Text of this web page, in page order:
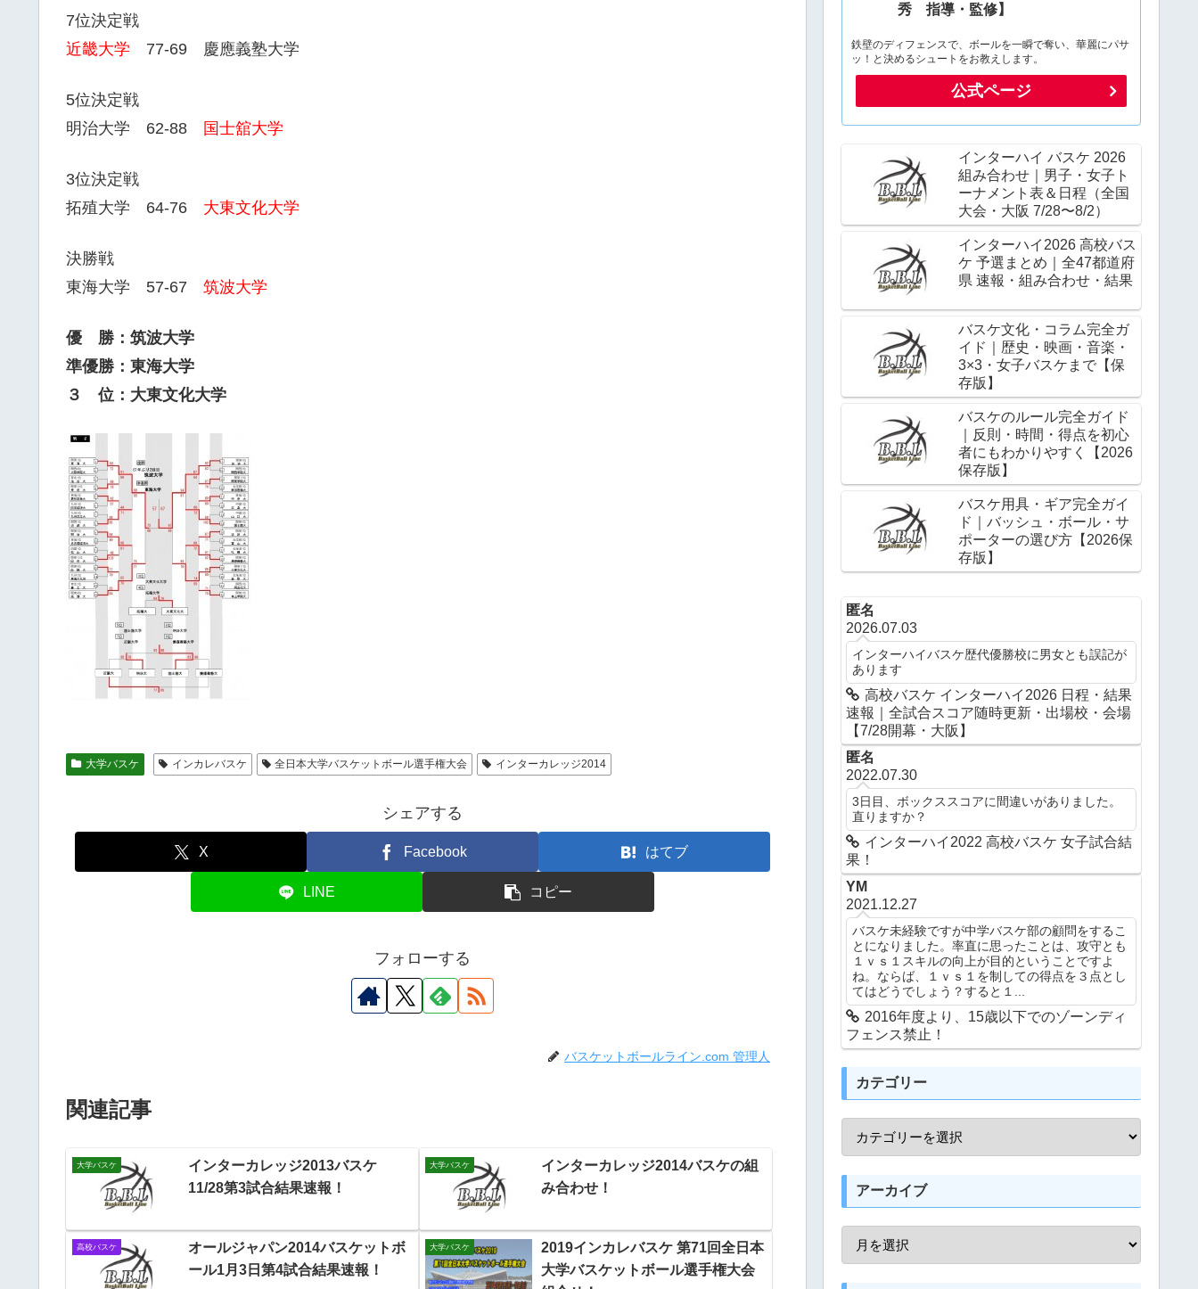
7位決定戦
近畿大学 77-69 慶應義塾大学
5位決定戦
明治大学 62-88 国士舘大学
3位決定戦
拓殖大学 64-76 大東文化大学
決勝戦
東海大学 57-67 筑波大学
優 勝：筑波大学
準優勝：東海大学
３ 位：大東文化大学
大学バスケ インカレバスケ 全日本大学バスケットボール選手権大会 インターカレッジ2014
シェアする
X Facebook はてブ
LINE コピー
フォローする
バスケットボールライン.com 管理人
関連記事
大学バスケ
インターカレッジ2013バスケ
11/28第3試合結果速報！
大学バスケ
インターカレッジ2014バスケの組
み合わせ！
高校バスケ
オールジャパン2014バスケットボ
ール1月3日第4試合結果速報！
大学バスケ
2019インカレバスケ 第71回全日本
大学バスケットボール選手権大会
秀 指導・監修】
鉄壁のディフェンスで、ボールを一瞬で奪い、華麗にパサ
ッ！と決めるシュートをお教えします。
公式ページ
インターハイ バスケ 2026
組み合わせ｜男子・女子ト
ーナメント表＆日程（全国
大会・大阪 7/28〜8/2）
インターハイ2026 高校バス
ケ 予選まとめ｜全47都道府
県 速報・組み合わせ・結果
バスケ文化・コラム完全ガ
イド｜歴史・映画・音楽・
3×3・女子バスケまで【保
存版】
バスケのルール完全ガイド
｜反則・時間・得点を初心
者にもわかりやすく【2026
保存版】
バスケ用具・ギア完全ガイ
ド｜バッシュ・ボール・サ
ポーターの選び方【2026保
存版】
匿名
2026.07.03
インターハイバスケ歴代優勝校に男女とも誤記が
あります
高校バスケ インターハイ2026 日程・結果
速報｜全試合スコア随時更新・出場校・会場
【7/28開幕・大阪】
匿名
2022.07.30
3日目、ボックススコアに間違いがありました。
直りますか？
インターハイ2022 高校バスケ 女子試合結
果！
YM
2021.12.27
バスケ未経験ですが中学バスケ部の顧問をするこ
とになりました。率直に思ったことは、攻守とも
１ｖｓ１スキルの向上が目的ということですよ
ね。ならば、１ｖｓ１を制しての得点を３点とし
てはどうでしょう？すると１...
2016年度より、15歳以下でのゾーンディ
フェンス禁止！
カテゴリー
アーカイブ